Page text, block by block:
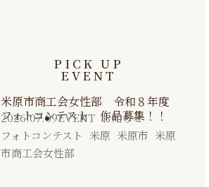
PICK UP
EVENT
米原市商工会女性部 令和８年度
フォトコンテスト 作品募集！！
2026.07.09EVENT,お知らせ
フォトコンテスト
米原 米原市 米原
市商工会女性部